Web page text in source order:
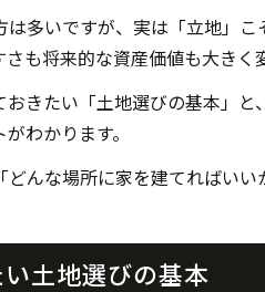
多いですが、実は「立地」
も将来的な資産価値も大きく
きたい「土地選びの基本」
わかります。
んな場所に家を建てればい
土地選びの基本